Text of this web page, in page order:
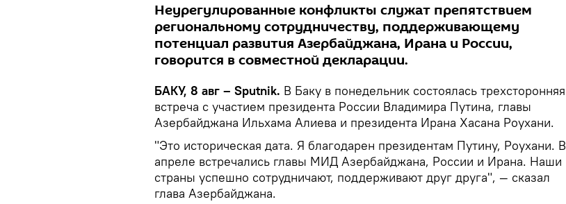
Неурегулированные конфликты служат препятствием
региональному сотрудничеству, поддерживающему
потенциал развития Азербайджана, Ирана и России,
говорится в совместной декларации.
БАКУ, 8 авг – Sputnik. В Баку в понедельник состоялась трехсторонняя
встреча с участием президента России Владимира Путина, главы
Азербайджана Ильхама Алиева и президента Ирана Хасана Роухани.
"Это историческая дата. Я благодарен президентам Путину, Роухани. В
апреле встречались главы МИД Азербайджана, России и Ирана. Наши
страны успешно сотрудничают, поддерживают друг друга", — сказал
глава Азербайджана.